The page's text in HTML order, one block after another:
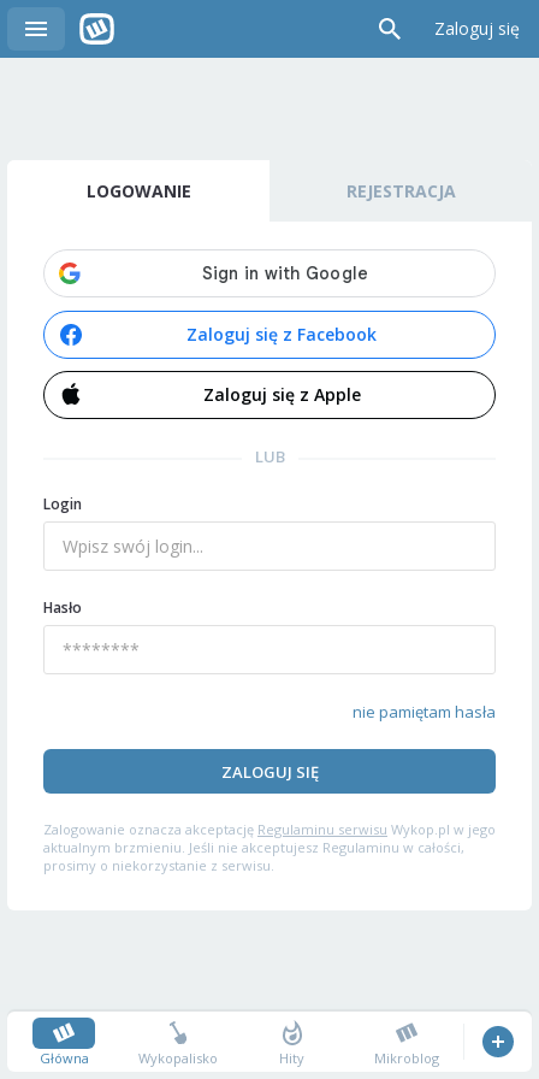
Zaloguj się
LOGOWANIE REJESTRACJA
Zaloguj się z Facebook
Zaloguj się z Apple
LUB
Login
Hasło
nie pamiętam hasła
ZALOGUJ SIĘ
Zalogowanie oznacza akceptację Regulaminu serwisu Wykop.pl w jego
aktualnym brzmieniu. Jeśli nie akceptujesz Regulaminu w całości,
prosimy o niekorzystanie z serwisu.
Główna Wykopalisko Hity Mikroblog